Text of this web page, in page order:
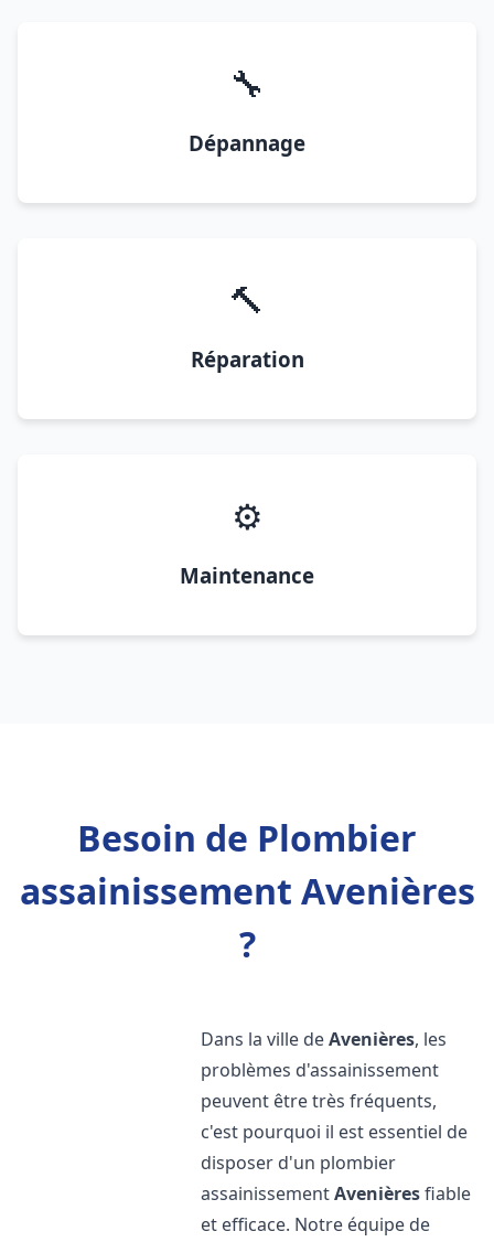
🔧
Dépannage
🔨
Réparation
⚙️
Maintenance
Besoin de Plombier
assainissement Avenières
?
Dans la ville deAvenières, les
problèmes d'assainissement
peuvent être très fréquents,
c'est pourquoi il est essentiel de
disposer d'un plombier
assainissementAvenièresfiable
et efficace. Notre équipe de